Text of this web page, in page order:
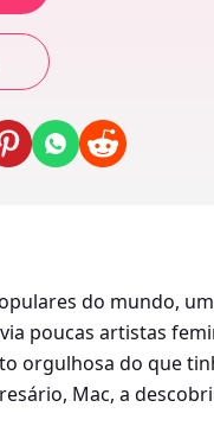
do mundo,
poucas artistas
orgulhosa do que
Mac, a